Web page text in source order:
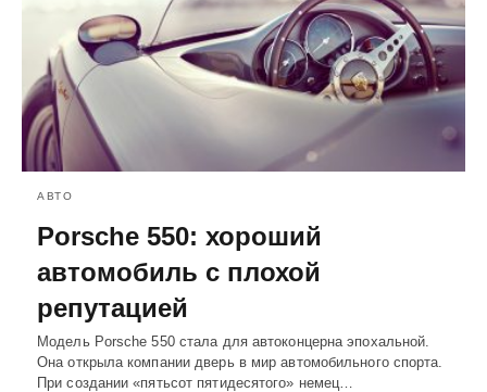
АВТО
Porsche 550: хороший
автомобиль с плохой
репутацией
Модель Porsche 550 стала для автоконцерна эпохальной.
Она открыла компании дверь в мир автомобильного спорта.
При создании «пятьсот пятидесятого» немец…